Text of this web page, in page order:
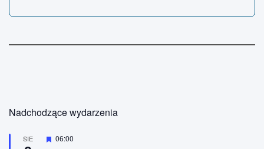
Nadchodzące wydarzenia
SIE
W
06:00